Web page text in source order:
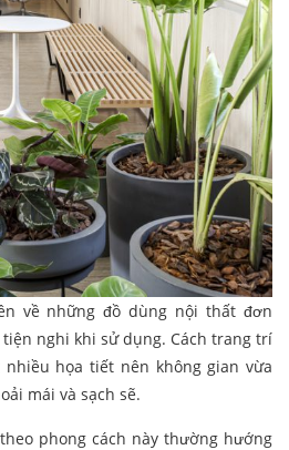
về những đồ dùng nội thất đơn
nghi khi sử dụng. Cách trang trí
nhiều họa tiết nên không gian vừa
mái và sạch sẽ.
phong cách này thường hướng